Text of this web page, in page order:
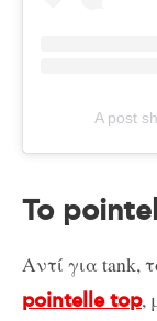
A post
Το
Αντί για tank,
pointelle top,